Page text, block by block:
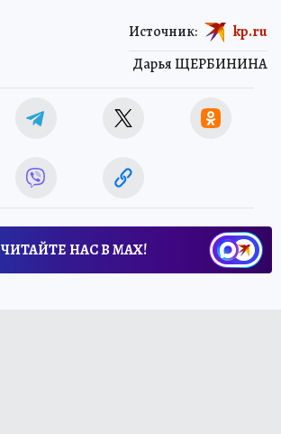
Дарья ЩЕРБИНИНА
Источник: kp.ru
ЧИТАЙТЕ НАС В МАХ!